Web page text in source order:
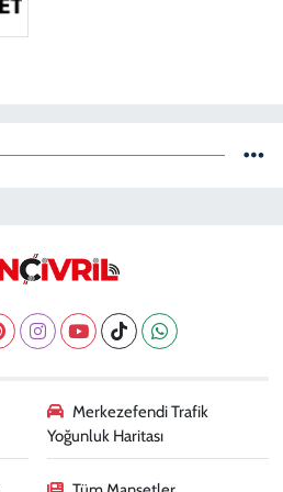
Merkezefendi Trafik
Yoğunluk Haritası